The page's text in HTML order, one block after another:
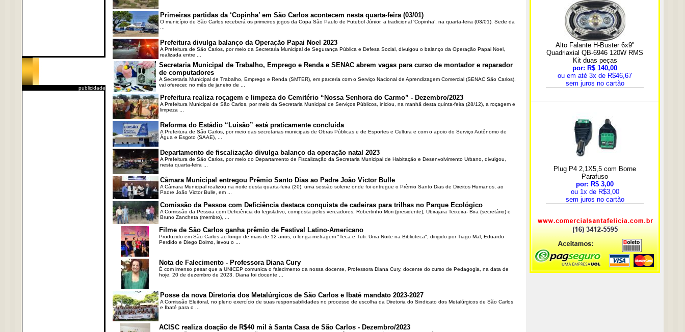
publicidade
Primeiras partidas da ‘Copinha’ em São Carlos acontecem nesta quarta-feira (03/01)
O município de São Carlos receberá os primeiros jogos da Copa São Paulo de Futebol Júnior, a tradicional ‘Copinha’, na quarta-feira (03/01). Sede da
Prefeitura divulga balanço da Operação Papai Noel 2023
A Prefeitura de São Carlos, por meio da Secretaria Municipal de Segurança Pública e Defesa Social, divulgou o balanço da Operação Papai Noel,
realizada entre ...
Secretaria Municipal de Trabalho, Emprego e Renda e SENAC abrem vagas para curso de montador e reparador
de computadores
A Secretaria Municipal de Trabalho, Emprego e Renda (SMTER), em parceria com o Serviço Nacional de Aprendizagem Comercial (SENAC São Carlos),
vai oferecer, no mês de janeiro de ...
Prefeitura realiza roçagem e limpeza do Cemitério “Nossa Senhora do Carmo” - Dezembro/2023
A Prefeitura Municipal de São Carlos, por meio da Secretaria Municipal de Serviços Públicos, iniciou, na manhã desta quinta-feira (28/12), a roçagem e
limpeza ...
Reforma do Estádio “Luisão” está praticamente concluída
A Prefeitura de São Carlos, por meio das secretarias municipais de Obras Públicas e de Esportes e Cultura e com o apoio do Serviço Autônomo de
Água e Esgoto (SAAE), ...
Departamento de fiscalização divulga balanço da operação natal 2023
A Prefeitura de São Carlos, por meio do Departamento de Fiscalização da Secretaria Municipal de Habitação e Desenvolvimento Urbano, divulgou,
nesta quarta-feira ...
Câmara Municipal entregou Prêmio Santo Dias ao Padre João Victor Bulle
A Câmara Municipal realizou na noite desta quarta-feira (20), uma sessão solene onde foi entregue o Prêmio Santo Dias de Direitos Humanos, ao
Padre João Victor Bulle, em ...
Comissão da Pessoa com Deficiência destaca conquista de cadeiras para trilhas no Parque Ecológico
A Comissão da Pessoa com Deficiência do legislativo, composta pelos vereadores, Robertinho Mori (presidente), Ubirajara Teixeira- Bira (secretário) e
Bruno Zancheta (membro), ...
Filme de São Carlos ganha prêmio de Festival Latino-Americano
Produzido em São Carlos ao longo de mais de 12 anos, o longa-metragem "Teca e Tuti: Uma Noite na Biblioteca", dirigido por Tiago Mal, Eduardo
Perdido e Diego Doimo, levou o ...
Nota de Falecimento - Professora Diana Cury
É com imenso pesar que a UNICEP comunica o falecimento da nossa docente, Professora Diana Cury, docente do curso de Pedagogia, na data de
hoje, 20 de dezembro de 2023. Diana foi docente ...
Posse da nova Diretoria dos Metalúrgicos de São Carlos e Ibaté mandato 2023-2027
A Comissão Eleitoral, no pleno exercício de suas responsabilidades no processo de escolha da Diretoria do Sindicato dos Metalúrgicos de São Carlos
e Ibaté para o ...
ACISC realiza doação de R$40 mil à Santa Casa de São Carlos - Dezembro/2023